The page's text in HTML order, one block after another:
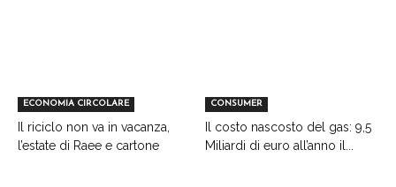
ECONOMIA CIRCOLARE
Il riciclo non va in vacanza,
l’estate di Raee e cartone
CONSUMER
Il costo nascosto del gas: 9,5
Miliardi di euro all’anno il...